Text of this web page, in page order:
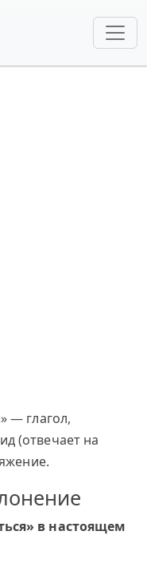
— глагол,
(отвечает на
в настоящем